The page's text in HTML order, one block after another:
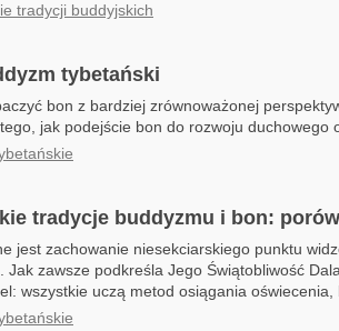
tradycji buddyjskich
tybetański
bon z bardziej zrównoważonej
jak podejście bon do rozwoju duchowego
tradycje buddyzmu i bon:
jest zachowanie niesekciarskiego punktu
Jak zawsze podkreśla Jego Świątobliwość
wszystkie uczą metod osiągania oświecenia,